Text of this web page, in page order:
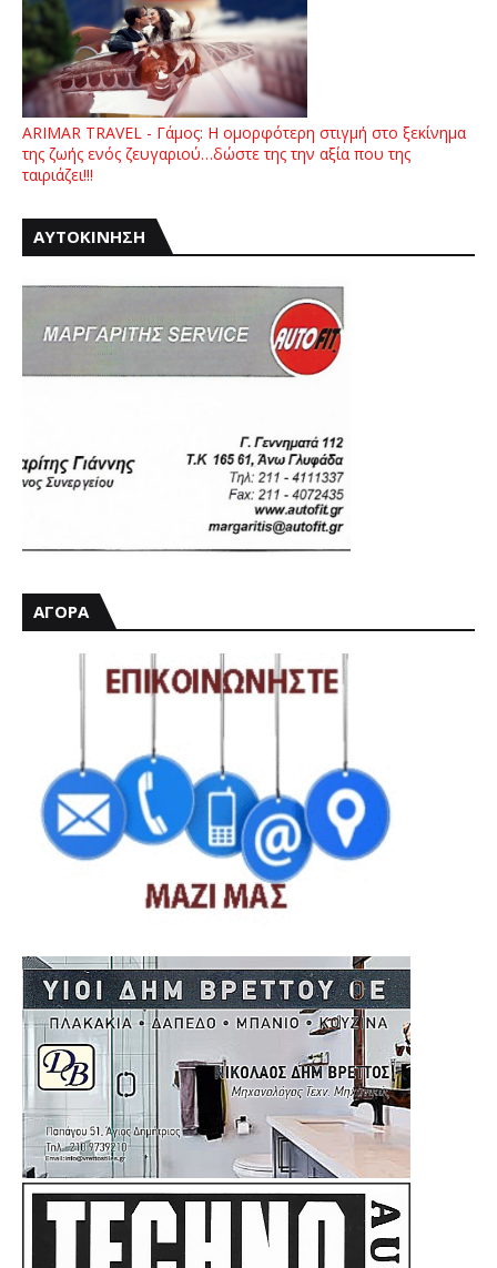
ARIMAR TRAVEL - Γάμος: Η ομορφότερη στιγμή στο ξεκίνημα
της ζωής ενός ζευγαριού…δώστε της την αξία που της
ταιριάζει!!!
ΑΥΤΟΚΙΝΗΣΗ
ΑΓΟΡΑ